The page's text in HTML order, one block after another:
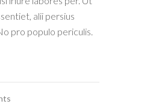
alii persius
pro populo periculis.